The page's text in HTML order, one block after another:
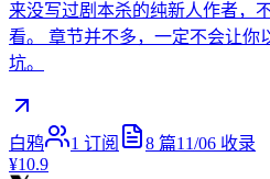
来没写过剧本杀的纯新人作者，
看。 章节并不多，一定不会让你
坑。
白鸦 1 订阅 8 篇11/06 收录
¥10.9